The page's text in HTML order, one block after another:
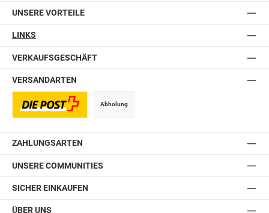
UNSERE VORTEILE
LINKS
VERKAUFSGESCHÄFT
VERSANDARTEN
Abholung
ZAHLUNGSARTEN
UNSERE COMMUNITIES
SICHER EINKAUFEN
ÜBER UNS